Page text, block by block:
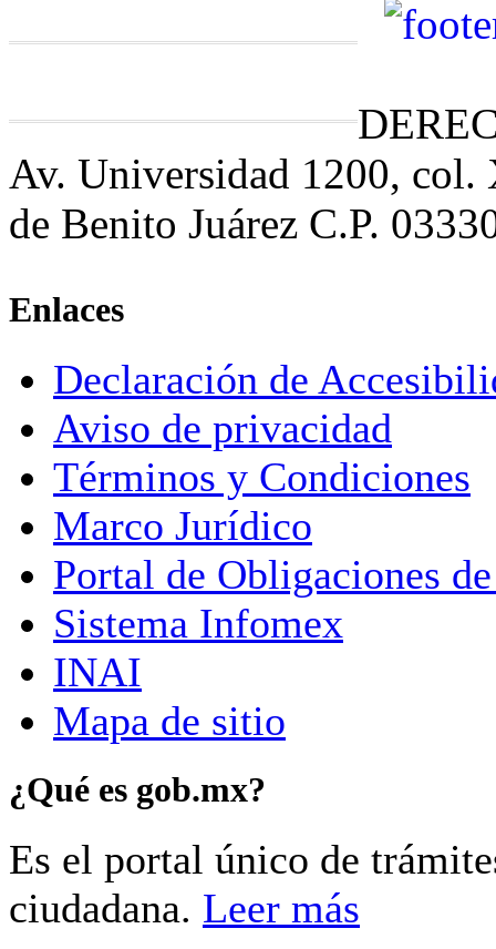
Av. Universidad 1200,
de Benito Juárez C.P.
Enlaces
Declaración de
Aviso de privacidad
Términos y Condiciones
Marco Jurídico
Portal de Obligaciones
Sistema Infomex
INAI
Mapa de sitio
¿Qué es gob.mx?
Es el portal único de
ciudadana. Leer más